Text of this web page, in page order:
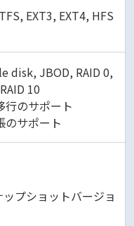
EXT3, EXT4, HFS
disk, JBOD, RAID 0,
10
行のサポート
のサポート
プショットバージョ